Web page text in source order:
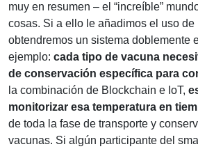
muy en resumen – el “increíble”
cosas. Si a ello le añadimos el uso de
obtendremos un sistema doblemente
ejemplo: cada tipo de vacuna
de conservación específica para
la combinación de Blockchain e IoT,
monitorizar esa temperatura en
de toda la fase de transporte y
vacunas. Si algún participante del